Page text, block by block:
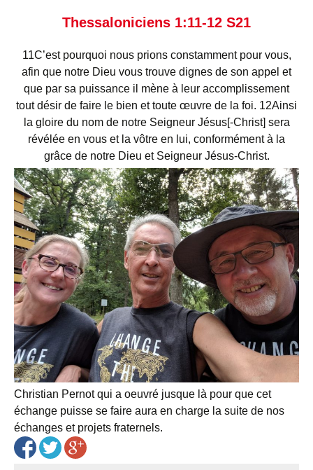
Thessaloniciens 1:11-12 S21
11C’est pourquoi nous prions constamment pour vous,
afin que notre Dieu vous trouve dignes de son appel et
que par sa puissance il mène à leur accomplissement
tout désir de faire le bien et toute œuvre de la foi. 12Ainsi
la gloire du nom de notre Seigneur Jésus[-Christ] sera
révélée en vous et la vôtre en lui, conformément à la
grâce de notre Dieu et Seigneur Jésus-Christ.
Christian Pernot qui a oeuvré jusque là pour que cet
échange puisse se faire aura en charge la suite de nos
échanges et projets fraternels.